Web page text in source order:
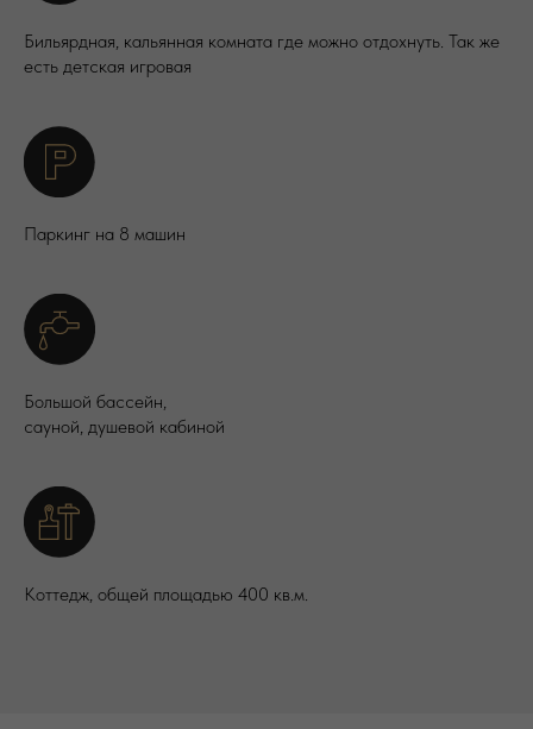
Бильярдная, кальянная комната где можно отдохнуть. Так же
есть детская игровая
Паркинг на 8 машин
Большой бассейн,
сауной, душевой кабиной
Коттедж, общей площадью 400 кв.м.